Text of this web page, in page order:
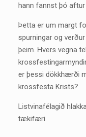
hann fannst þó
Þetta er um margt
spurningar og
þeim. Hvers vegna
er þessi dökkhærði
krossfesta Krists?
Listvinafélagið
tækifæri.